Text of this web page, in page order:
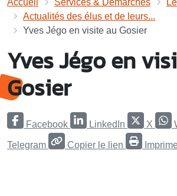
Accueil Services & Démarches
Actualités des élus et de leurs...
Yves Jégo en visite au Gosier
Yves Jégo en
Gosier
Facebook LinkedIn X
Telegram Copier le lien